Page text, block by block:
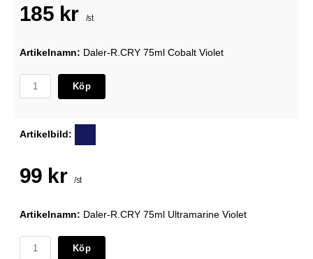
185 kr /st
Artikelnamn: Daler-R.CRY 75ml Cobalt Violet
Köp
Artikelbild:
99 kr /st
Artikelnamn: Daler-R.CRY 75ml Ultramarine Violet
Köp